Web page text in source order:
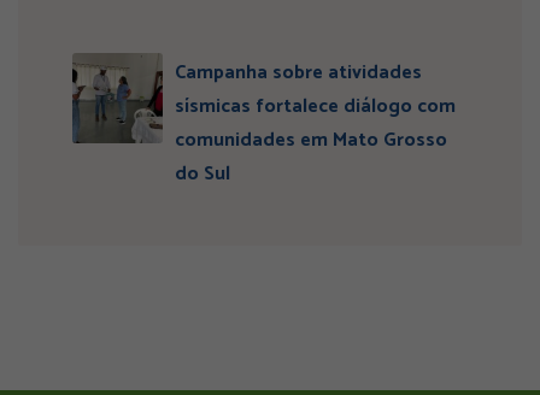
Campanha sobre atividades
sísmicas fortalece diálogo com
comunidades em Mato Grosso
do Sul